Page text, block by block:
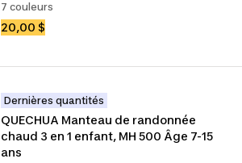
7 couleurs
20,00 $
Dernières quantités
QUECHUA Manteau de randonnée
chaud 3 en 1 enfant, MH 500 Âge 7-15
ans